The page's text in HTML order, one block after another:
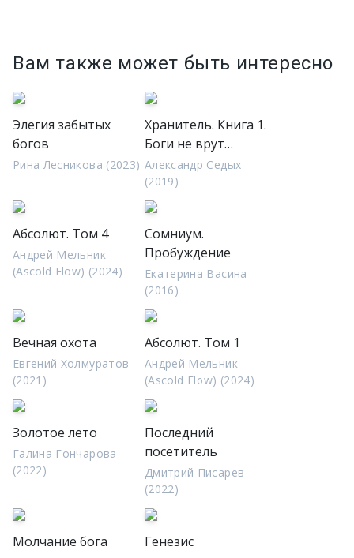
Вам также может быть интересно
Элегия забытых
богов
Рина Лесникова (2023)
Хранитель. Книга 1.
Боги не врут…
Александр Седых
(2019)
Абсолют. Том 4
Андрей Мельник
(Ascold Flow) (2024)
Сомниум.
Пробуждение
Екатерина Васина
(2016)
Вечная охота
Евгений Холмуратов
(2021)
Абсолют. Том 1
Андрей Мельник
(Ascold Flow) (2024)
Золотое лето
Галина Гончарова
(2022)
Последний
посетитель
Дмитрий Писарев
(2022)
Молчание бога Генезис